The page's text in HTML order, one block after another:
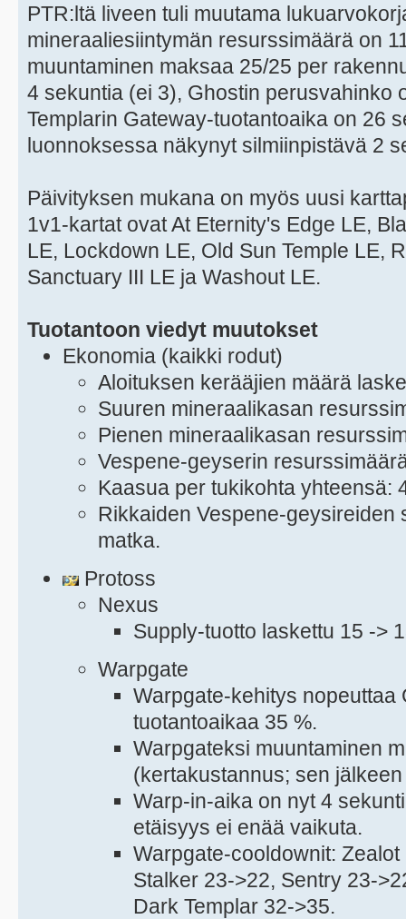
PTR:ltä liveen tuli muutama
mineraaliesiintymän resurssimäärä on
muuntaminen maksaa 25/25 per
4 sekuntia (ei 3), Ghostin perusvahinko
Templarin Gateway-tuotantoaika on 26
luonnoksessa näkynyt silmiinpistävä 2
Päivityksen mukana on myös uusi
1v1-kartat ovat At Eternity's Edge LE,
LE, Lockdown LE, Old Sun Temple LE,
Sanctuary III LE ja Washout LE.
Tuotantoon viedyt muutokset
Ekonomia (kaikki rodut)
Aloituksen kerääjien määrä
Suuren mineraalikasan
Pienen mineraalikasan
Vespene-geyserin
Kaasua per tukikohta yhteensä:
Rikkaiden Vespene-geysireiden
matka.
Protoss
Nexus
Supply-tuotto laskettu 15 ->
Warpgate
Warpgate-kehitys nopeuttaa
tuotantoaikaa 35 %.
Warpgateksi muuntaminen
(kertakustannus; sen
Warp-in-aika on nyt 4
etäisyys ei enää vaikuta.
Warpgate-cooldownit:
Stalker 23->22, Sentry 23-
Dark Templar 32->35.